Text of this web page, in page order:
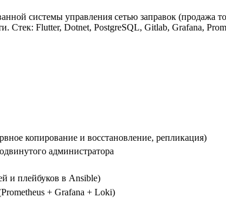
системы управления сетью заправок (продажа
Стек: Flutter, Dotnet, PostgreSQL, Gitlab, Grafana,
копирование и восстановление, репликация)
администратора
и плейбуков в Ansible)
+ Grafana + Loki)